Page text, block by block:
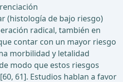
(histología de bajo riesgo)
radical, también en
contar con un mayor riesgo
morbilidad y letalidad
modo que estos riesgos
61]. Estudios hablan a favor